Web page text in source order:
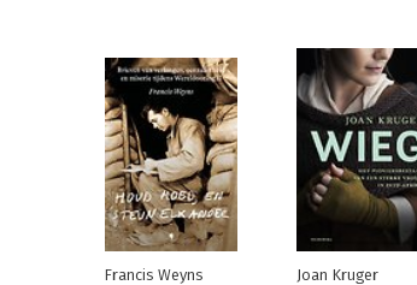
Francis Weyns Joan Kruger